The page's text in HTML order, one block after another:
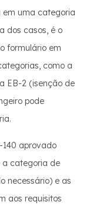
uma categoria
dos casos, é o
formulário em
como a
EB-2 (isenção de
pode
140 aprovado
a categoria de
necessário) e as
aos requisitos